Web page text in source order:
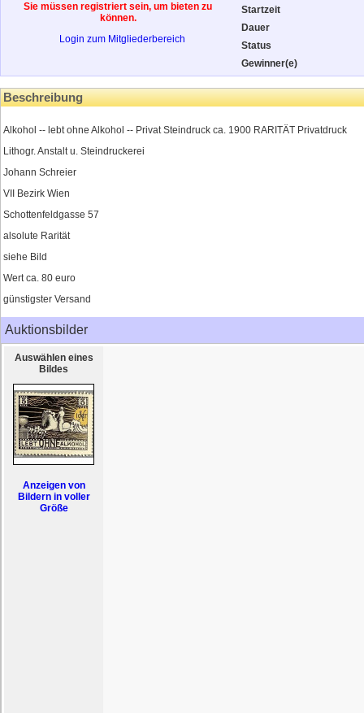
Sie müssen registriert sein, um bieten zu
können.
Login zum Mitgliederbereich
Startzeit
Dauer
Status
Gewinner(e)
Beschreibung
Alkohol -- lebt ohne Alkohol -- Privat Steindruck ca. 1900 RARITÄT Privatdruck
Lithogr. Anstalt u. Steindruckerei
Johann Schreier
VII Bezirk Wien
Schottenfeldgasse 57
alsolute Rarität
siehe Bild
Wert ca. 80 euro
günstigster Versand
Auktionsbilder
Auswählen eines
Bildes
Anzeigen von
Bildern in voller
Größe